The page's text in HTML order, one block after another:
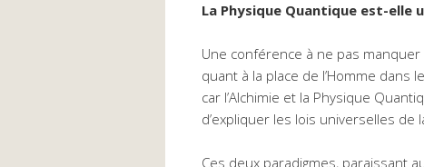
La Physique Quantique est-elle
Une conférence à ne pas
quant à la place de l’Homme dans
car l’Alchimie et la Physique
d’expliquer les lois universelles de
Ces deux paradigmes, paraissant